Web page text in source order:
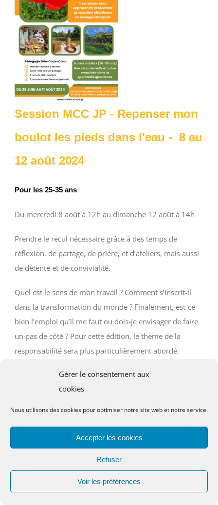
Gérer le consentement aux
cookies
Nous utilisons des cookies pour optimiser notre site web et notre service.
Accepter les cookies
Refuser
Voir les préférences
Session MCC JP - Repenser mon
boulot les pieds dans l'eau - 8 au
12 août 2024
Pour les 25-35 ans
Du mercredi 8 août à 12h au dimanche 12 août à 14h
Prendre le recul nécessaire grâce à des temps de
réflexion, de partage, de prière, et d’ateliers, mais aussi
de détente et de convivialité.
Quel est le sens de mon travail ? Comment s’inscrit-il
dans la transformation du monde ? Finalement, est-ce
bien l’emploi qu’il me faut ou dois-je envisager de faire
un pas de côté ? Pour cette édition, le thème de la
responsabilité sera plus particulièrement abordé.
Pour toutes questions, n'hésitez pas contacter l'équipe
d'animation de la
Plus d'informationsici